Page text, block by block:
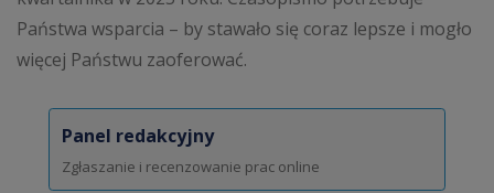
Państwa wsparcia – by stawało się coraz lepsze i mogło
więcej Państwu zaoferować.
Panel redakcyjny
Zgłaszanie i recenzowanie prac online